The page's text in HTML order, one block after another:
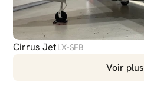
Cirrus JetLX-SFB
Voir plus